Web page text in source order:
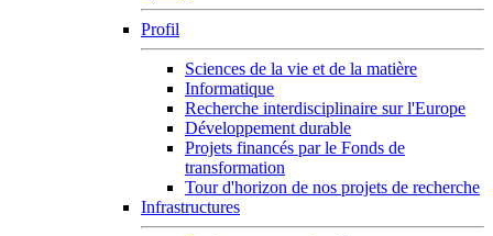
Profil
Sciences de la vie et de la matière
Informatique
Recherche interdisciplinaire sur l'Europe
Développement durable
Projets financés par le Fonds de
transformation
Tour d'horizon de nos projets de recherche
Infrastructures